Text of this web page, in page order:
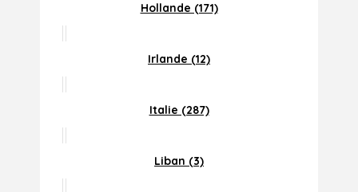
Hollande (171)
Irlande (12)
Italie (287)
Liban (3)